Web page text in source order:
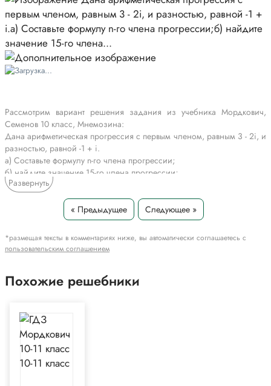
Рассмотрим вариант решения задания из учебника Мордкович,
Семенов 10 класс, Мнемозина:
Дана арифметическая прогрессия с первым членом, равным 3 - 2i, и
разностью, равной -1 + i.
a) Составьте формулу n-го члена прогрессии;
б) найдите значение 15-го члена прогрессии;
в) найдите сумму первых 20 членов этой прогрессии;
г) найдите сумму членов прогрессии с 10-го до 40-го.
*Цитирирование задания со ссылкой на учебник производится
исключительно в учебных целях для лучшего понимания разбора
решения задания.
Развернуть
« Предыдущее Следующее »
*размещая тексты в комментариях ниже, вы автоматически соглашаетесь с
пользовательским соглашением
Похожие решебники